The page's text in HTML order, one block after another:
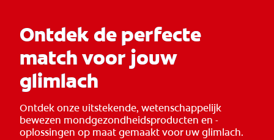
Ontdek de perfecte
match voor jouw
glimlach
Ontdek onze uitstekende, wetenschappelijk
bewezen mondgezondheidsproducten en -
oplossingen op maat gemaakt voor uw glimlach.